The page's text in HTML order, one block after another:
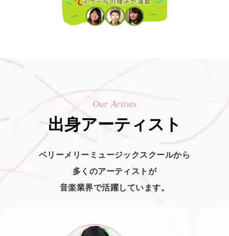
Our Artists
出身アーティスト
ベリーメリーミュージックスクールから
多くのアーティストが
音楽業界で活躍しています。